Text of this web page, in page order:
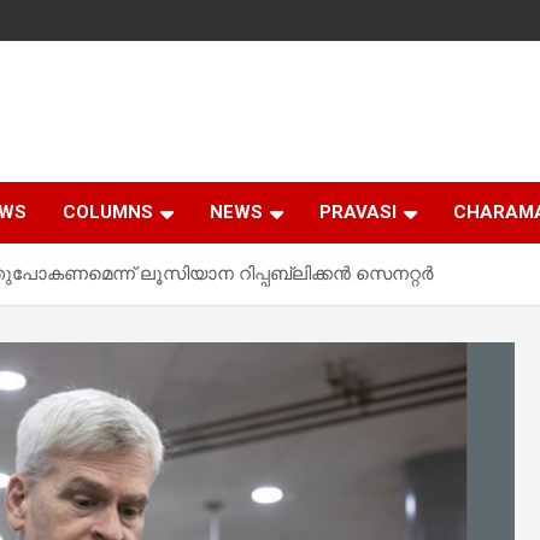
COLUMNS NEWS PRAVASI
ലൂസിയാന റിപ്പബ്ലിക്കൻ സെനറ്റർ